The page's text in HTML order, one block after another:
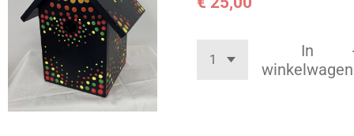
In
winkelwagen